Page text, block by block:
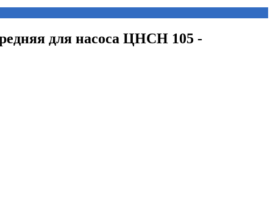
для насоса ЦНСН 105 -